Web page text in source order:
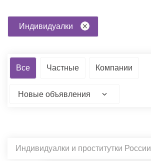
Индивидуалки
Все Частные Компании
Новые объявления
Индивидуалки и проститутки России